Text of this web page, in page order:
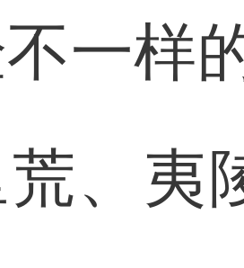
一样
、夷